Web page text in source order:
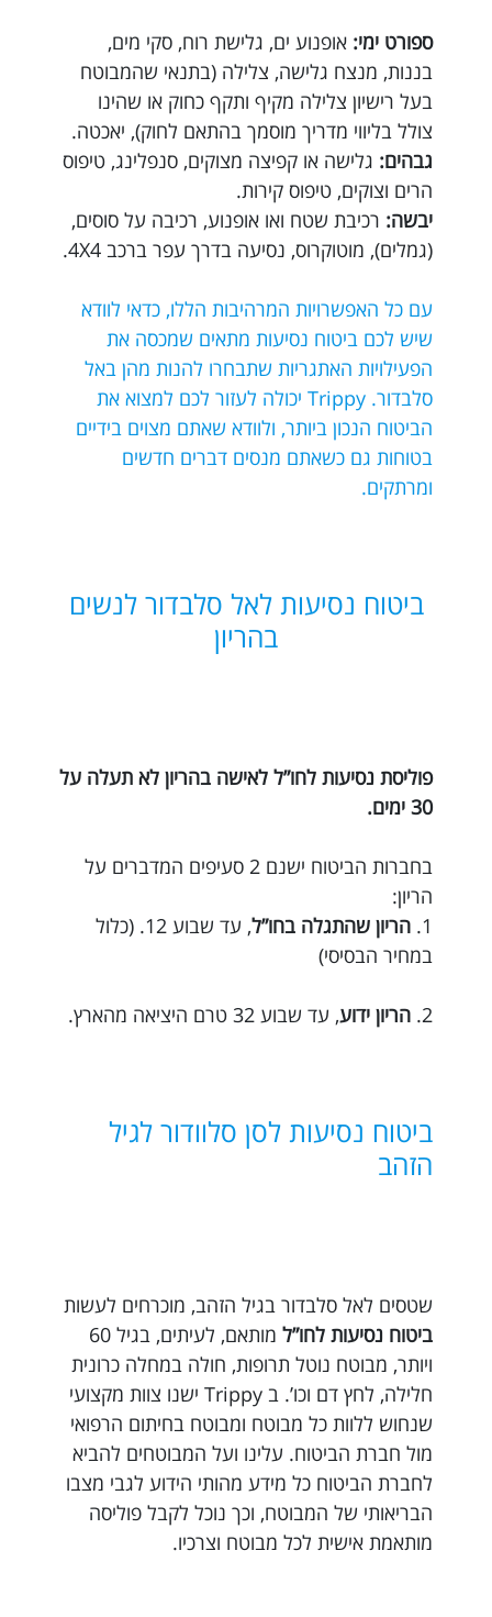
ספורט ימי: אופנוע ים, גלישת רוח, סקי מים,
בננות, מנצח גלישה, צלילה (בתנאי שהמבוטח
בעל רישיון צלילה מקיף ותקף כחוק או שהינו
צולל בליווי מדריך מוסמך בהתאם לחוק), יאכטה.
גבהים: גלישה או קפיצה מצוקים, סנפלינג, טיפוס
הרים וצוקים, טיפוס קירות.
יבשה: רכיבת שטח ואו אופנוע, רכיבה על סוסים,
(גמלים), מוטוקרוס, נסיעה בדרך עפר ברכב 4X4.
עם כל האפשרויות המרהיבות הללו, כדאי לוודא
שיש לכם ביטוח נסיעות מתאים שמכסה את
הפעילויות האתגריות שתבחרו להנות מהן באל
סלבדור. Trippy יכולה לעזור לכם למצוא את
הביטוח הנכון ביותר, ולוודא שאתם מצוים בידיים
בטוחות גם כשאתם מנסים דברים חדשים
ומרתקים.
ביטוח נסיעות לאל סלבדור לנשים
בהריון
פוליסת נסיעות לחו”ל לאישה בהריון לא תעלה על
30 ימים.
בחברות הביטוח ישנם 2 סעיפים המדברים על
הריון:
1. הריון שהתגלה בחו”ל
, עד שבוע 12. (כלול
במחיר הבסיסי)
2. הריון ידוע, עד שבוע 32 טרם היציאה מהארץ.
ביטוח נסיעות לסן סלוודור לגיל
הזהב
שטסים לאל סלבדור בגיל הזהב, מוכרחים לעשות
ביטוח נסיעות לחו”ל
מותאם, לעיתים, בגיל 60
ויותר, מבוטח נוטל תרופות, חולה במחלה כרונית
חלילה, לחץ דם וכו’. ב Trippy ישנו צוות מקצועי
שנחוש ללוות כל מבוטח ומבוטח בחיתום הרפואי
מול חברת הביטוח. עלינו ועל המבוטחים להביא
לחברת הביטוח כל מידע מהותי הידוע לגבי מצבו
הבריאותי של המבוטח, וכך נוכל לקבל פוליסה
מותאמת אישית לכל מבוטח וצרכיו.